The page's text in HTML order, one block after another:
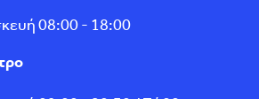
08:00 - 18:00